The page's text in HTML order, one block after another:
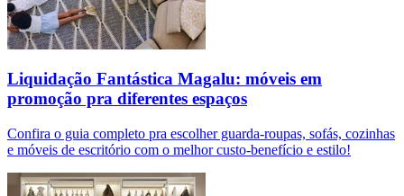
Liquidação Fantástica Magalu: móveis em
promoção pra diferentes espaços
Confira o guia completo pra escolher guarda-roupas, sofás, cozinhas
e móveis de escritório com o melhor custo-benefício e estilo!